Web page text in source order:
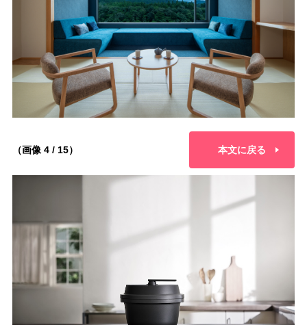
（画像 4 / 15） 本文に戻る